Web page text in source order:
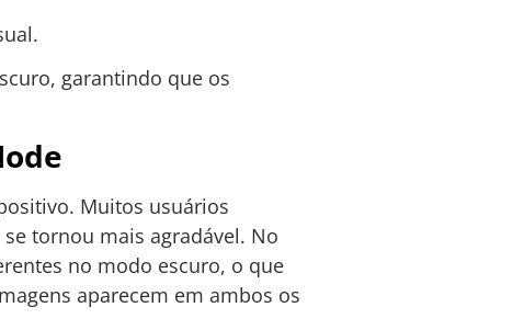
garantindo que os
Muitos usuários
tornou mais agradável. No
no modo escuro, o que
aparecem em ambos os